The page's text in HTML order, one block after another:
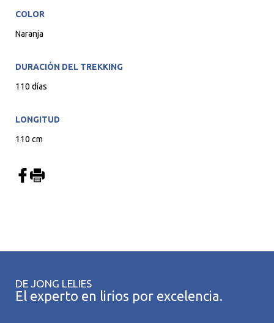
COLOR
Naranja
DURACIÓN DEL TREKKING
110 días
LONGITUD
110 cm
DE JONG LELIES
El experto en lirios por excelencia.